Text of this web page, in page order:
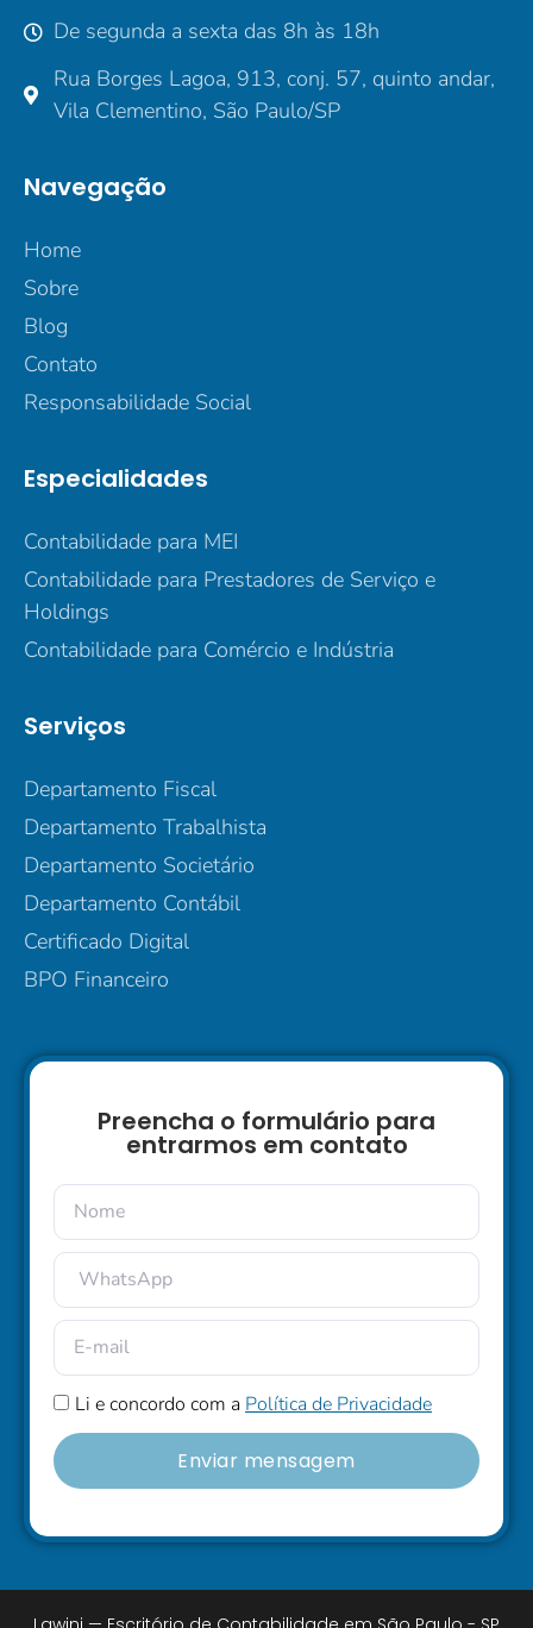
De segunda a sexta das 8h às 18h
Rua Borges Lagoa, 913, conj. 57, quinto andar,
Vila Clementino, São Paulo/SP
Navegação
Home
Sobre
Blog
Contato
Responsabilidade Social
Especialidades
Contabilidade para MEI
Contabilidade para Prestadores de Serviço e
Holdings
Contabilidade para Comércio e Indústria
Serviços
Departamento Fiscal
Departamento Trabalhista
Departamento Societário
Departamento Contábil
Certificado Digital
BPO Financeiro
Preencha o formulário para
entrarmos em contato
Li e concordo com a Política de Privacidade
Enviar mensagem